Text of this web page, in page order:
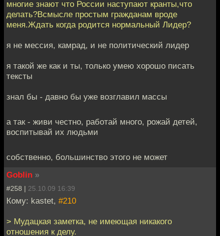
многие знают что России наступают кранты,что
делать?Всмысле простым гражданам вроде
меня.Ждать когда родится нормальный Лидер?
я не мессия, камрад, и не политический лидер
я такой же как и ты, только умею хорошо писать
тексты
знал бы - давно бы уже возглавил массы
а так - живи честно, работай много, рожай детей,
воспитывай их людьми
собственно, большинство этого не может
Goblin »
#258 | 25.10.09 16:39
Кому: kastet, #210
> Мудацкая заметка, не имеющая никакого
отношения к делу.